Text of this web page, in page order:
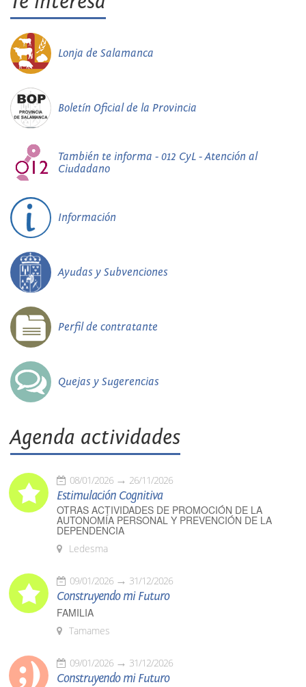
Lonja de Salamanca
Boletín Oficial de la Provincia
También te informa - 012 CyL - Atención al
Ciudadano
Información
Ayudas y Subvenciones
Perfil de contratante
Quejas y Sugerencias
Agenda actividades
08/01/2026 26/11/2026
Estimulación Cognitiva
OTRAS ACTIVIDADES DE PROMOCIÓN DE LA
AUTONOMÍA PERSONAL Y PREVENCIÓN DE LA
DEPENDENCIA
Ledesma
09/01/2026 31/12/2026
Construyendo mi Futuro
FAMILIA
Tamames
09/01/2026 31/12/2026
Construyendo mi Futuro